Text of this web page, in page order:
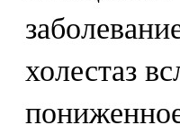
холестаз